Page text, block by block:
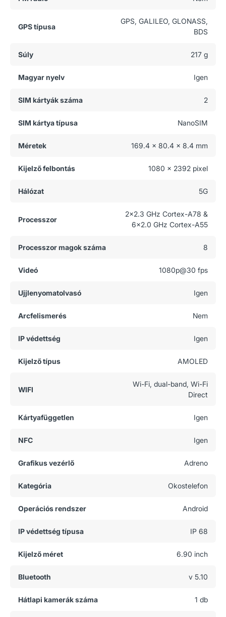
GPS típusa
GPS, GALILEO, GLONASS,
BDS
Súly 217 g
Magyar nyelv Igen
SIM kártyák száma 2
SIM kártya típusa NanoSIM
Méretek 169.4 x 80.4 x 8.4 mm
Kijelző felbontás 1080 x 2392 pixel
Hálózat 5G
Processzor
2x2.3 GHz Cortex-A78 &
6x2.0 GHz Cortex-A55
Processzor magok száma 8
Videó 1080p@30 fps
Ujjlenyomatolvasó Igen
Arcfelismerés Nem
IP védettség Igen
Kijelző típus AMOLED
WIFI
Wi-Fi, dual-band, Wi-Fi
Direct
Kártyafüggetlen Igen
NFC Igen
Grafikus vezérlő Adreno
Kategória Okostelefon
Operációs rendszer Android
IP védettség típusa IP 68
Kijelző méret 6.90 inch
Bluetooth v 5.10
Hátlapi kamerák száma 1 db